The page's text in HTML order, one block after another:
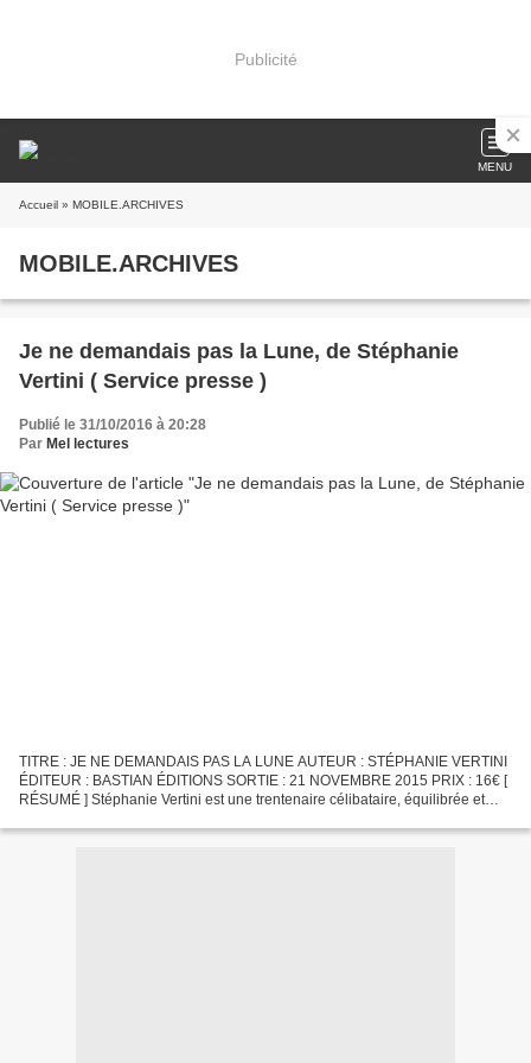
Publicité
MENU
Accueil » MOBILE.ARCHIVES
MOBILE.ARCHIVES
Je ne demandais pas la Lune, de Stéphanie
Vertini ( Service presse )
Publié le 31/10/2016 à 20:28
Par Mel lectures
TITRE : JE NE DEMANDAIS PAS LA LUNE AUTEUR : STÉPHANIE VERTINI
ÉDITEUR : BASTIAN ÉDITIONS SORTIE : 21 NOVEMBRE 2015 PRIX : 16€ [
RÉSUMÉ ] Stéphanie Vertini est une trentenaire célibataire, équilibrée et